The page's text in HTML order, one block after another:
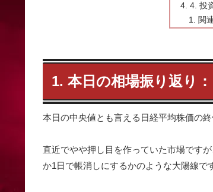
4. 投
関
1. 本日の相場振り返り
本日の中央値とも言える日経平均株価の
直近でやや押し目を作っていた市場です
か1日で帳消しにするかのような大陽線で